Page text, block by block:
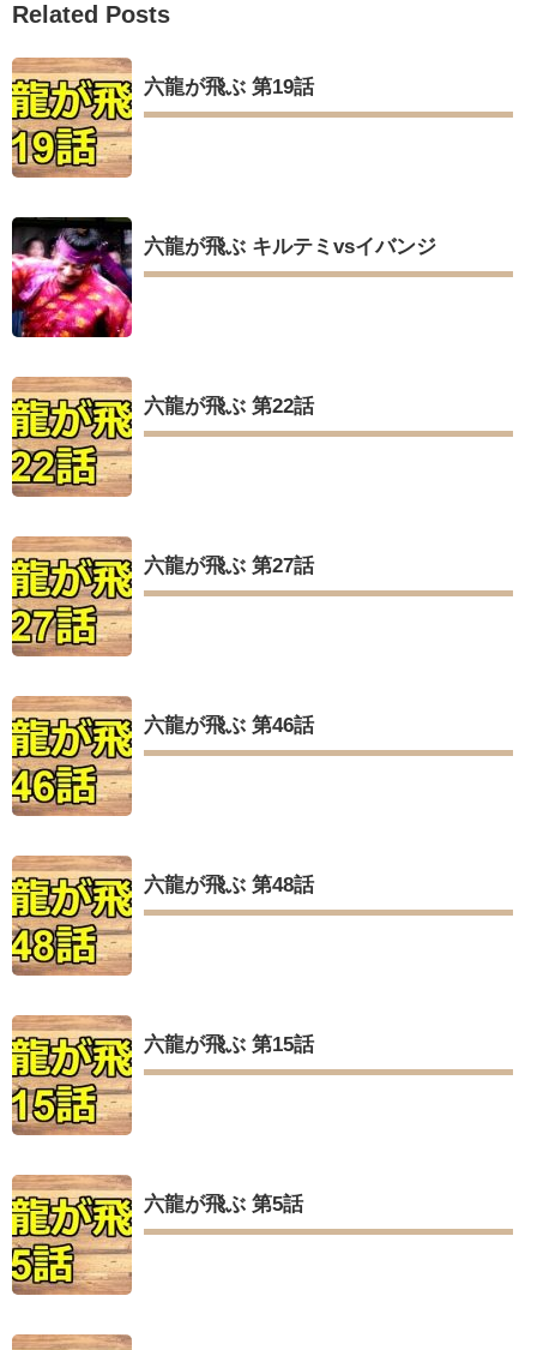
Related Posts
六龍が飛ぶ 第19話
六龍が飛ぶ キルテミvsイバンジ
六龍が飛ぶ 第22話
六龍が飛ぶ 第27話
六龍が飛ぶ 第46話
六龍が飛ぶ 第48話
六龍が飛ぶ 第15話
六龍が飛ぶ 第5話